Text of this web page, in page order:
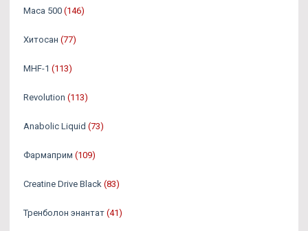
Maca 500 (146)
Хитосан (77)
MHF-1 (113)
Revolution (113)
Anabolic Liquid (73)
Фармаприм (109)
Creatine Drive Black (83)
Тренболон энантат (41)